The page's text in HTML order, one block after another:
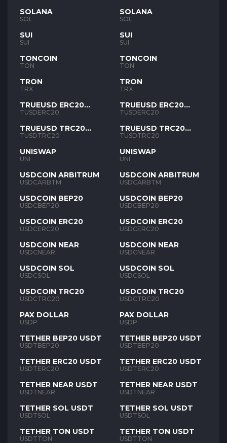
SOLANA
SOL
SUI
SUI
TONCOIN
TON
TRON
TRX
TRUEUSD ERC20
TUSD
TUSDERC20
TRUEUSD TRC20
TUSD
TUSDTRC20
UNISWAP
UNI
USDCOIN ARBITRUM
USDCARBTM
USDCOIN BEP20
USDCBEP20
USDCOIN ERC20
USDCERC20
USDCOIN NEAR
USDCNEAR
USDCOIN SOL
USDCSOL
USDCOIN TRC20
USDCTRC20
PAX DOLLAR
USDP
TETHER BEP20 USDT
USDTBEP20
TETHER ERC20 USDT
USDTERC20
TETHER NEAR USDT
USDTNEAR
TETHER SOL USDT
USDTSOL
TETHER TON USDT
USDTTON
SOLANA
SOL
SUI
SUI
TONCOIN
TON
TRON
TRX
TRUEUSD ERC20
TUSD
TUSDERC20
TRUEUSD TRC20
TUSD
TUSDTRC20
UNISWAP
UNI
USDCOIN ARBITRUM
USDCARBTM
USDCOIN BEP20
USDCBEP20
USDCOIN ERC20
USDCERC20
USDCOIN NEAR
USDCNEAR
USDCOIN SOL
USDCSOL
USDCOIN TRC20
USDCTRC20
PAX DOLLAR
USDP
TETHER BEP20 USDT
USDTBEP20
TETHER ERC20 USDT
USDTERC20
TETHER NEAR USDT
USDTNEAR
TETHER SOL USDT
USDTSOL
TETHER TON USDT
USDTTON